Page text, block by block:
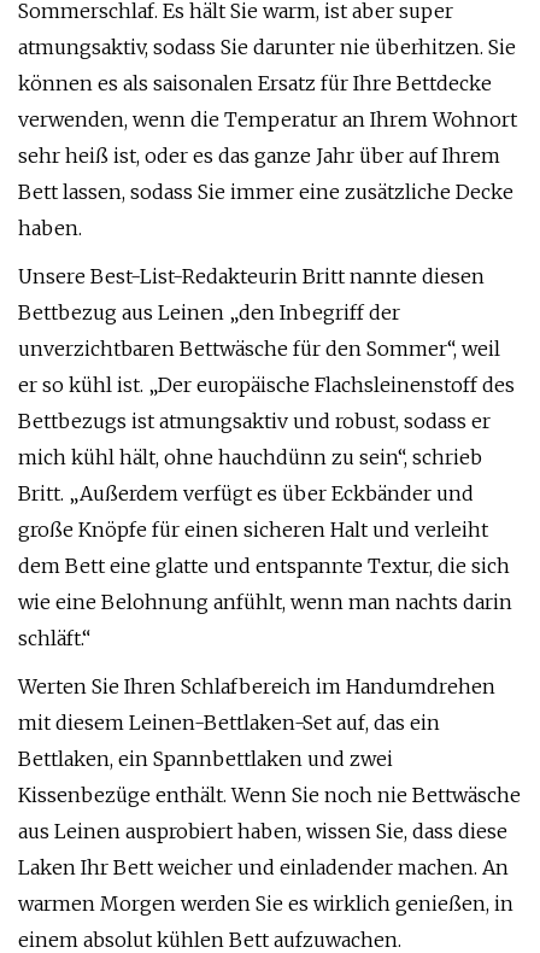
Sommerschlaf. Es hält Sie warm, ist aber super
atmungsaktiv, sodass Sie darunter nie überhitzen. Sie
können es als saisonalen Ersatz für Ihre Bettdecke
verwenden, wenn die Temperatur an Ihrem Wohnort
sehr heiß ist, oder es das ganze Jahr über auf Ihrem
Bett lassen, sodass Sie immer eine zusätzliche Decke
haben.
Unsere Best-List-Redakteurin Britt nannte diesen
Bettbezug aus Leinen „den Inbegriff der
unverzichtbaren Bettwäsche für den Sommer“, weil
er so kühl ist. „Der europäische Flachsleinenstoff des
Bettbezugs ist atmungsaktiv und robust, sodass er
mich kühl hält, ohne hauchdünn zu sein“, schrieb
Britt. „Außerdem verfügt es über Eckbänder und
große Knöpfe für einen sicheren Halt und verleiht
dem Bett eine glatte und entspannte Textur, die sich
wie eine Belohnung anfühlt, wenn man nachts darin
schläft.“
Werten Sie Ihren Schlafbereich im Handumdrehen
mit diesem Leinen-Bettlaken-Set auf, das ein
Bettlaken, ein Spannbettlaken und zwei
Kissenbezüge enthält. Wenn Sie noch nie Bettwäsche
aus Leinen ausprobiert haben, wissen Sie, dass diese
Laken Ihr Bett weicher und einladender machen. An
warmen Morgen werden Sie es wirklich genießen, in
einem absolut kühlen Bett aufzuwachen.